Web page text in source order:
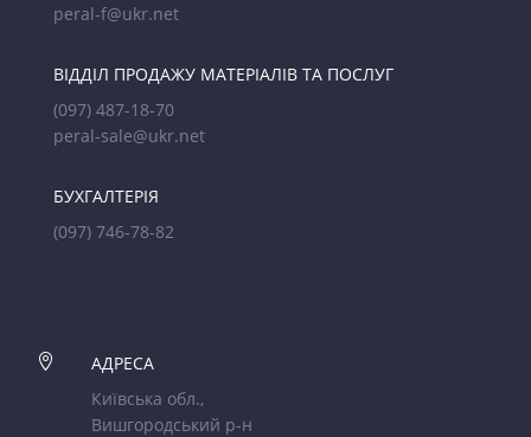
peral-f@ukr.net
ВІДДІЛ ПРОДАЖУ МАТЕРІАЛІВ ТА ПОСЛУГ
(097) 487-18-70
peral-sale@ukr.net
БУХГАЛТЕРІЯ
(097) 746-78-82

АДРЕСА
Київська обл.,
Вишгородський р-н